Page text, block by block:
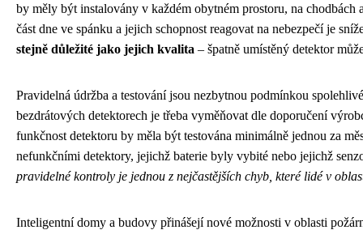
by měly být instalovány v každém obytném prostoru, na
část dne ve spánku a jejich schopnost reagovat na nebezpečí je
stejně důležité jako jejich kvalita – špatně umístěný detektor
Pravidelná údržba a testování jsou nezbytnou podmínkou
bezdrátových detektorech je třeba vyměňovat dle doporučení
funkčnost detektoru by měla být testována minimálně jednou za
nefunkčními detektory, jejichž baterie byly vybité nebo jejichž
pravidelné kontroly je jednou z nejčastějších chyb, které lidé v
Inteligentní domy a budovy přinášejí nové možnosti v oblasti